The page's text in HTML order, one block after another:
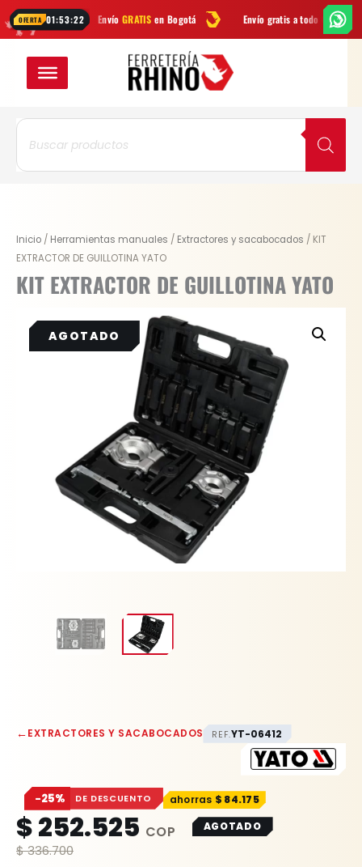
OFERTA 01:53:21
EnvíoGRATISen Bogotá Envío gratis a todo Colombia desde $99.900
al
Búsqueda
productos
Inicio / Herramientas manuales / Extractores y sacabocados / KIT
EXTRACTOR DE GUILLOTINA YATO
KIT EXTRACTOR DE GUILLOTINA YATO
←EXTRACTORES Y SACABOCADOS REF.YT-06412
−25% DE DESCUENTO $ 84.175
$336.700
Original
price
was:
$ 336.700.
$252.525
Current
price
is:
$ 252.525.
AGOTADO